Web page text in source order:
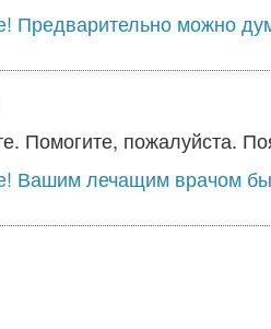
Предварительно можно
Помогите, пожалуйста.
Вашим лечащим врачом